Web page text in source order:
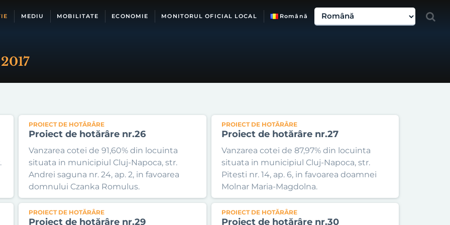
MEDIU MOBILITATE ECONOMIE MONITORUL OFICIAL LOCAL Română
PROIECT DE HOTĂRÂRE
Proiect de hotărâre nr.26
Vanzarea cotei de 91,60% din locuinta
situata in municipiul Cluj-Napoca, str.
Andrei saguna nr. 24, ap. 2, in favoarea
domnului Czanka Romulus.
PROIECT DE HOTĂRÂRE
Proiect de hotărâre nr.27
Vanzarea cotei de 87,97% din locuinta
situata in municipiul Cluj-Napoca, str.
Pitesti nr. 14, ap. 6, in favoarea doamnei
Molnar Maria-Magdolna.
PROIECT DE HOTĂRÂRE
Proiect de hotărâre nr.29
PROIECT DE HOTĂRÂRE
Proiect de hotărâre nr.30